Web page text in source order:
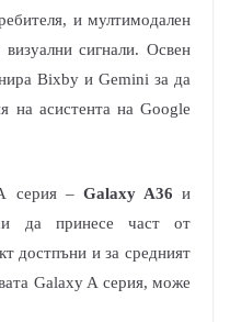
и мултимодален
сигнали. Освен
Bixby и Gemini за да
на асистента на Google
серия –Galaxy A36 и
да принесе част от
достпъни и за средният
Galaxy A серия, може